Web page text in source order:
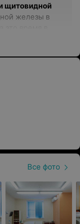
щитовидной
железы в
для
и
врачей
Все фото